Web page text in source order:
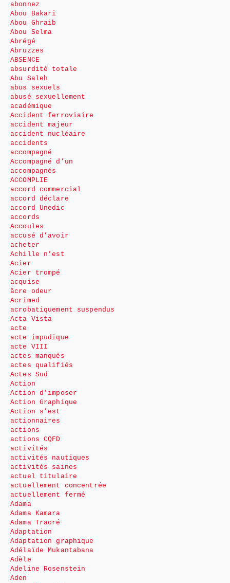
abonnez
Abou Bakari
Abou Ghraib
Abou Selma
Abrégé
Abruzzes
ABSENCE
absurdité totale
Abu Saleh
abus sexuels
abusé sexuellement
académique
Accident ferroviaire
accident majeur
accident nucléaire
accidents
accompagné
Accompagné d’un
accompagnés
ACCOMPLIE
accord commercial
accord déclare
accord Unedic
accords
Accoules
accusé d’avoir
acheter
Achille n’est
Acier
Acier trompé
acquise
âcre odeur
Acrimed
acrobatiquement suspendus
Acta Vista
acte
acte impudique
acte VIII
actes manqués
actes qualifiés
Actes Sud
Action
Action d’imposer
Action Graphique
Action s’est
actionnaires
actions
actions CQFD
activités
activités nautiques
activités saines
actuel titulaire
actuellement concentrée
actuellement fermé
Adama
Adama Kamara
Adama Traoré
Adaptation
Adaptation graphique
Adélaïde Mukantabana
Adèle
Adeline Rosenstein
Aden